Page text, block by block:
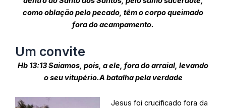
como oblação pelo pecado, têm o corpo queimado
fora do acampamento.
Um convite
Hb 13:13 Saiamos, pois, a ele, fora do arraial, levando
o seu vitupério.A batalha pela verdade
Jesus foi crucificado fora da